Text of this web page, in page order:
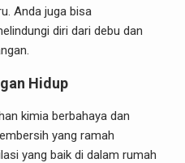
Anda juga bisa
diri dari debu dan
Hidup
kimia berbahaya dan
yang ramah
yang baik di dalam rumah